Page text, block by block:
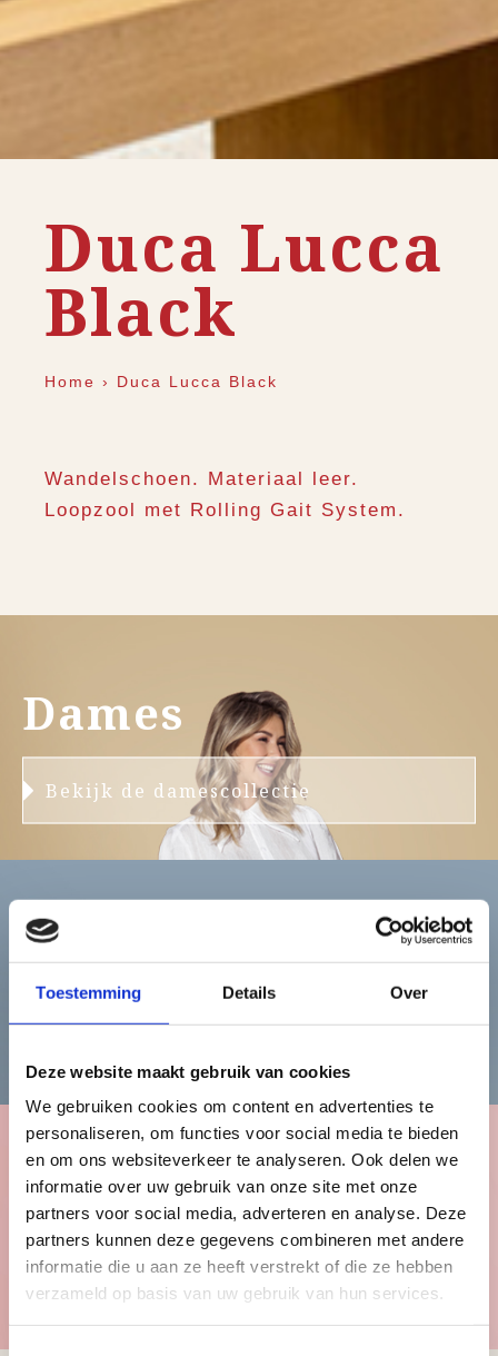
Toestemming Details Over
Deze website maakt gebruik van cookies
We gebruiken cookies om content en advertenties te
personaliseren, om functies voor social media te bieden
en om ons websiteverkeer te analyseren. Ook delen we
informatie over uw gebruik van onze site met onze
partners voor social media, adverteren en analyse. Deze
partners kunnen deze gegevens combineren met andere
informatie die u aan ze heeft verstrekt of die ze hebben
verzameld op basis van uw gebruik van hun services.
Duca Lucca
Black
Home › Duca Lucca Black
Wandelschoen. Materiaal leer.
Loopzool met Rolling Gait System.
Dames
Bekijk de damescollectie
Heren
Kinderen
Bekijk de kindercollectie